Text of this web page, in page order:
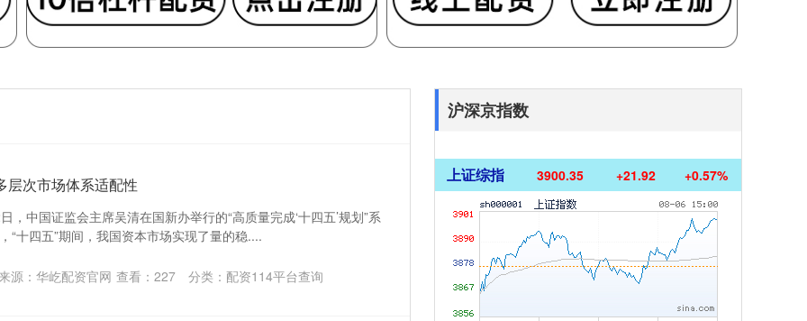
层次市场体系适配性
，中国证监会主席吴清在国新办举行的“高质量完成‘十四五’规划”系
“十四五”期间，我国资本市场实现了量的稳....
源：华屹配资官网 查看： 227 分类： 配资114平台查询
沪深京指数
上证综指 3900.35 +21.92 +0.57%